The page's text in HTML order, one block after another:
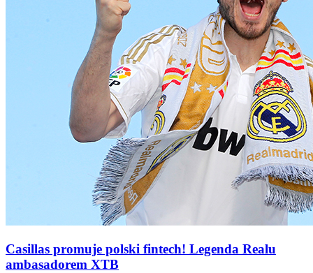
Casillas promuje polski fintech! Legenda Realu
ambasadorem XTB